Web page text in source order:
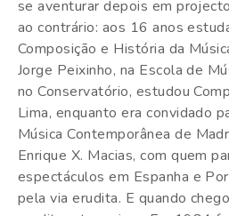
se aventurar depois em
ao contrário: aos 16 anos
Composição e História da
Jorge Peixinho, na Escola de
no Conservatório, estudou
Lima, enquanto era convidado
Música Contemporânea de
Enrique X. Macias, com quem
espectáculos em Espanha e
pela via erudita. E quando